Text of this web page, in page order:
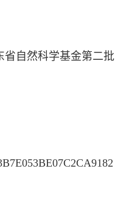
省自然科学基金第二批